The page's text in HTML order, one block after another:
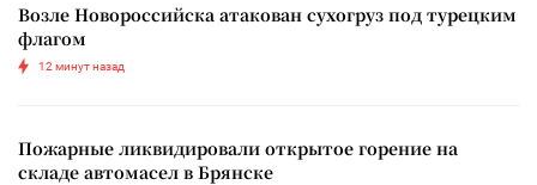
Возле Новороссийска атакован сухогруз под турецким
флагом
12 минут назад
Пожарные ликвидировали открытое горение на
складе автомасел в Брянске